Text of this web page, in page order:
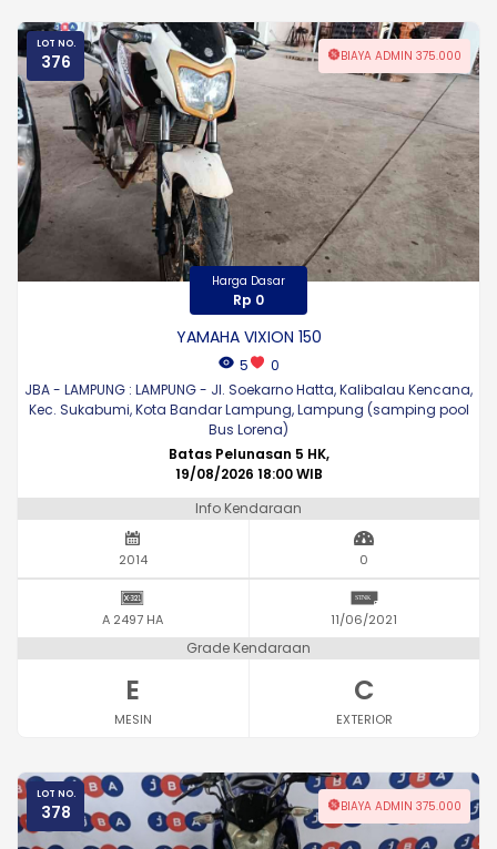
LOT NO.
376 BIAYA ADMIN 375.000
Harga Dasar
Rp 0
YAMAHA VIXION 150
5
0
JBA - LAMPUNG : LAMPUNG - Jl. Soekarno Hatta, Kalibalau Kencana,
Kec. Sukabumi, Kota Bandar Lampung, Lampung (samping pool
Bus Lorena)
Batas Pelunasan 5 HK,
19/08/2026 18:00 WIB
Info Kendaraan
2014 0
A 2497 HA 11/06/2021
Grade Kendaraan
E
MESIN
C
EXTERIOR
LOT NO.
378 BIAYA ADMIN 375.000